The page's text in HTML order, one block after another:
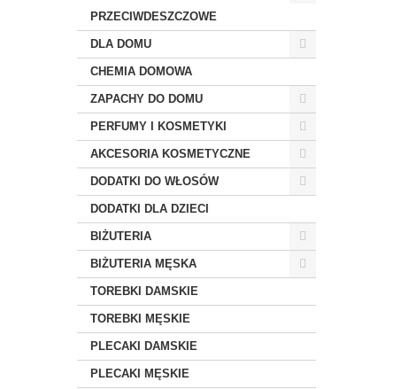
PRZECIWDESZCZOWE
DLA DOMU
CHEMIA DOMOWA
ZAPACHY DO DOMU
PERFUMY I KOSMETYKI
AKCESORIA KOSMETYCZNE
DODATKI DO WŁOSÓW
DODATKI DLA DZIECI
BIŻUTERIA
BIŻUTERIA MĘSKA
TOREBKI DAMSKIE
TOREBKI MĘSKIE
PLECAKI DAMSKIE
PLECAKI MĘSKIE